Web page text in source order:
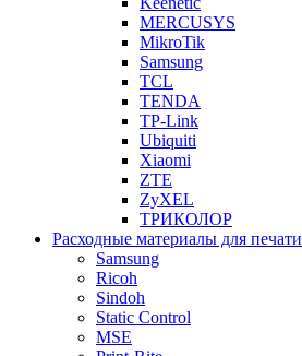
MERCUSYS
MikroTik
Samsung
TCL
TENDA
TP-Link
Ubiquiti
Xiaomi
ZTE
ZyXEL
ТРИКОЛОР
Расходные материалы для печати
Samsung
Ricoh
Sindoh
Static Control
MSE